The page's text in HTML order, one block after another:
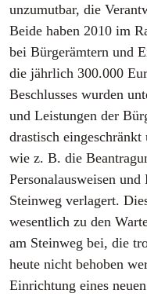
unzumutbar, die
Beide haben 2010 im
bei Bürgerämtern und
die jährlich 300.000
Beschlusses wurden
und Leistungen der
drastisch
wie z. B. die
Personalausweisen und
Steinweg verlagert.
wesentlich zu den
am Steinweg bei, die
heute nicht behoben
Einrichtung eines